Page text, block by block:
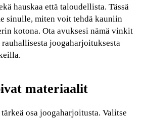
hauskaa että taloudellista. Tässä
sinulle, miten voit tehdä kauniin
kotona. Ota avuksesi nämä vinkit
rauhallisesta joogaharjoituksesta
materiaalit
osa joogaharjoitusta. Valitse